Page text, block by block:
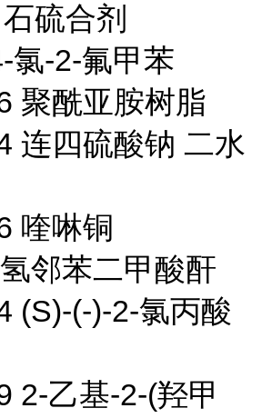
硫合剂
氯-2-氟甲苯
聚酰亚胺树脂
连四硫酸钠 二水
喹啉铜
邻苯二甲酸酐
(S)-(-)-2-氯丙酸
2-乙基-2-(羟甲